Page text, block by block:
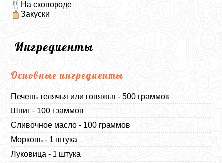
На сковороде
Закуски
Ингредиенты
Основные ингредиенты
Печень телячья или говяжья - 500 граммов
Шпиг - 100 граммов
Сливочное масло - 100 граммов
Морковь - 1 штука
Луковица - 1 штука